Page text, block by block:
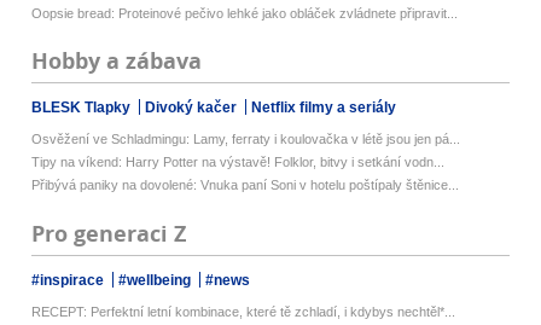
Oopsie bread: Proteinové pečivo lehké jako obláček zvládnete připravit...
Hobby a zábava
BLESK Tlapky Divoký kačer Netflix filmy a seriály
Osvěžení ve Schladmingu: Lamy, ferraty i koulovačka v létě jsou jen pá...
Tipy na víkend: Harry Potter na výstavě! Folklor, bitvy i setkání vodn...
Přibývá paniky na dovolené: Vnuka paní Soni v hotelu poštípaly štěnice...
Pro generaci Z
#inspirace #wellbeing #news
RECEPT: Perfektní letní kombinace, které tě zchladí, i kdybys nechtěl*...